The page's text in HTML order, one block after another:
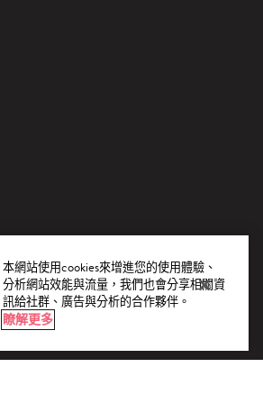
本網站使用cookies來增進您的使用體驗、
分析網站效能與流量，我們也會分享相關資
訊給社群、廣告與分析的合作夥伴。
瞭解更多